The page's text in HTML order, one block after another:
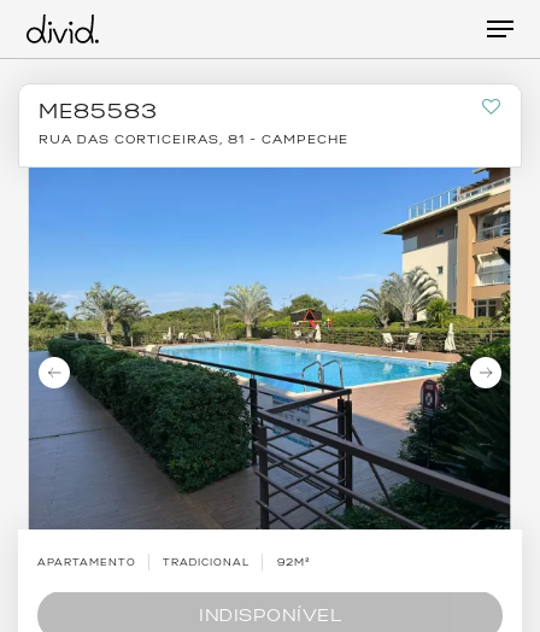
main
content
ME85583
RUA DAS CORTICEIRAS, 81 - CAMPECHE
APARTAMENTO TRADICIONAL 92M²
INDISPONÍVEL